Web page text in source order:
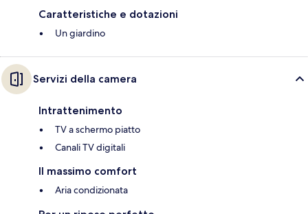
Caratteristiche e dotazioni
Un giardino
Servizi della camera
Intrattenimento
TV a schermo piatto
Canali TV digitali
Il massimo comfort
Aria condizionata